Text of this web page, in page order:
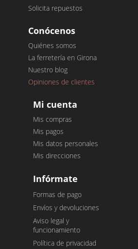
Solicita repuestos
Conócenos
Quiénes somos
La ferretería en Girona
Nuestro blog
Opiniones de clientes
Mi cuenta
Mis compras
Mis pagos
Mis datos personales
Mis direcciones
Infórmate
Formas de pago
Envíos y devoluciones
Aviso legal y
funcionamiento
Política de privacidad